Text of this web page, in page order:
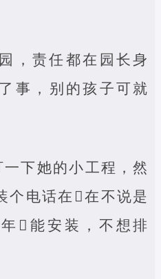
，责任都在园长身
事，别的孩子可就
下她的小工程，然
个电话在‌在不说是
‌能安装，不想排